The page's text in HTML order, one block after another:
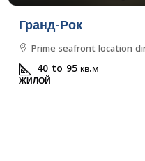
Гранд-Рок
Prime seafront location
40 to 95кв.м
ЖИЛОЙ